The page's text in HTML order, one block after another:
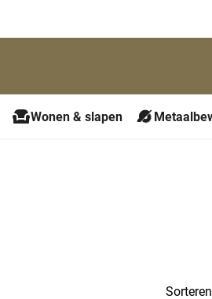
Wonen & slapen